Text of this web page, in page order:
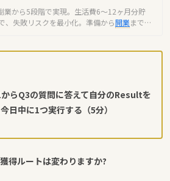
業から5段階で実現。生活費6～12ヶ月分貯
、失敗リスクを最小化。準備から開業まで確
らQ3の質問に答えて自分のResultを
日中に1つ実行する（5分）
得ルートは変わりますか?